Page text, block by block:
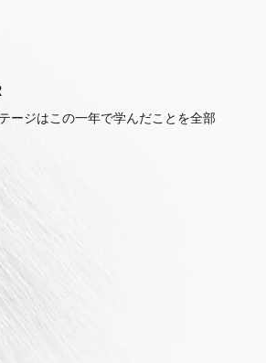
ージはこの一年で学んだことを全部